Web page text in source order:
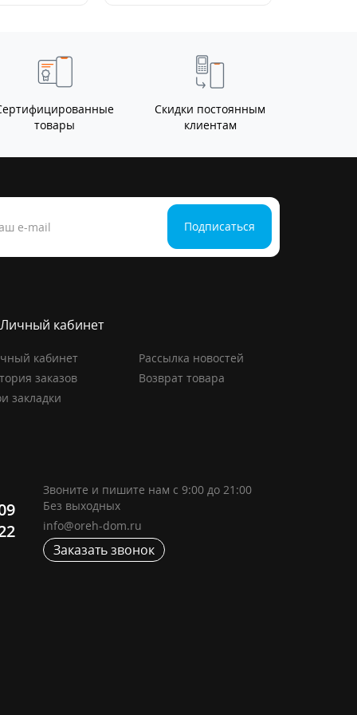
товары
Скидки постоянным
клиентам
Подписаться
Личный кабинет
кабинет
заказов
закладки
Рассылка новостей
Возврат товара
Звоните и пишите нам с 9:00 до 21:00
Без выходных
info@oreh-dom.ru
Заказать звонок